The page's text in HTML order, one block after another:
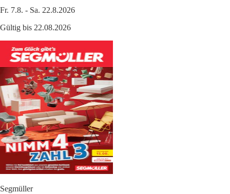
Fr. 7.8. - Sa. 22.8.2026
Gültig bis 22.08.2026
Segmüller